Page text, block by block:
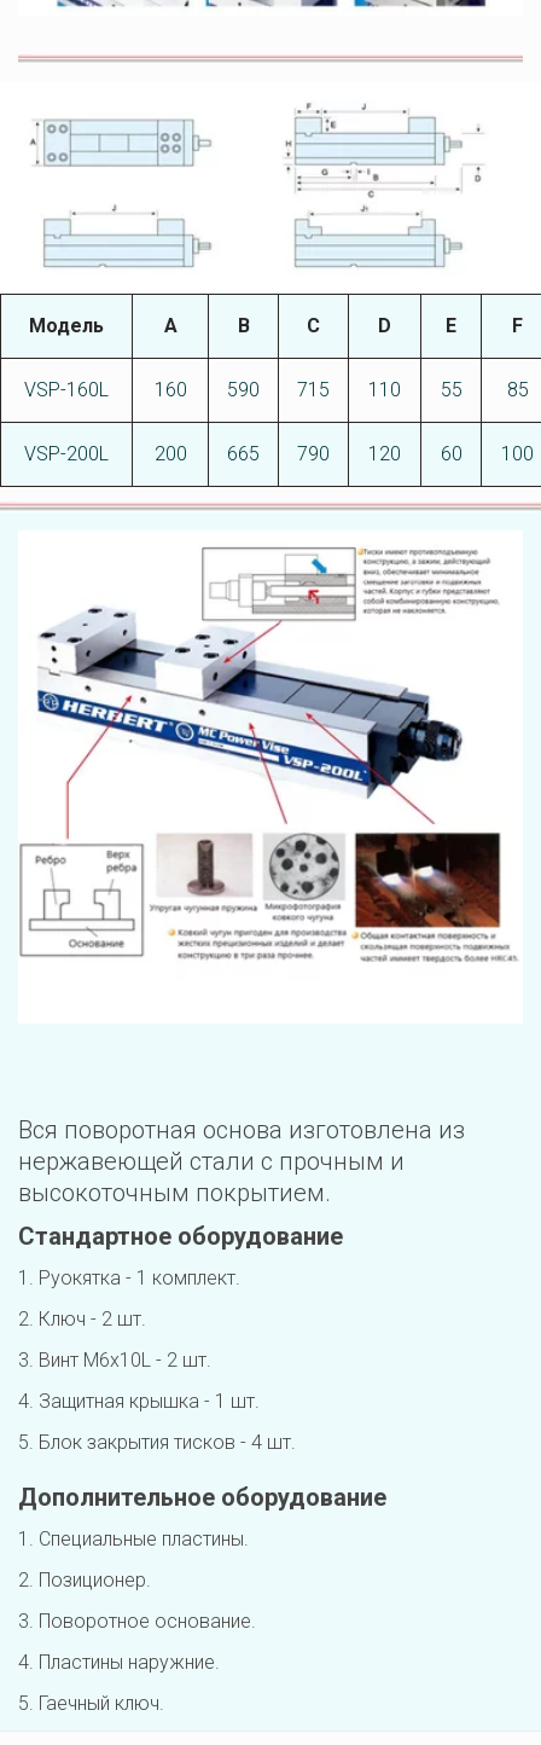
Модель А В C D E F
VSP-160L 160 590 715 110 55 85
VSP-200L 200 665 790 120 60 100
Вся поворотная основа изготовлена из
нержавеющей стали с прочным и
высокоточным покрытием.
Стандартное оборудование
1. Руокятка - 1 комплект.
2. Ключ - 2 шт.
3. Винт M6x10L - 2 шт.
4. Защитная крышка - 1 шт.
5. Блок закрытия тисков - 4 шт.
Дополнительное оборудование
1. Специальные пластины.
2. Позиционер.
3. Поворотное основание.
4. Пластины наружние.
5. Гаечный ключ.